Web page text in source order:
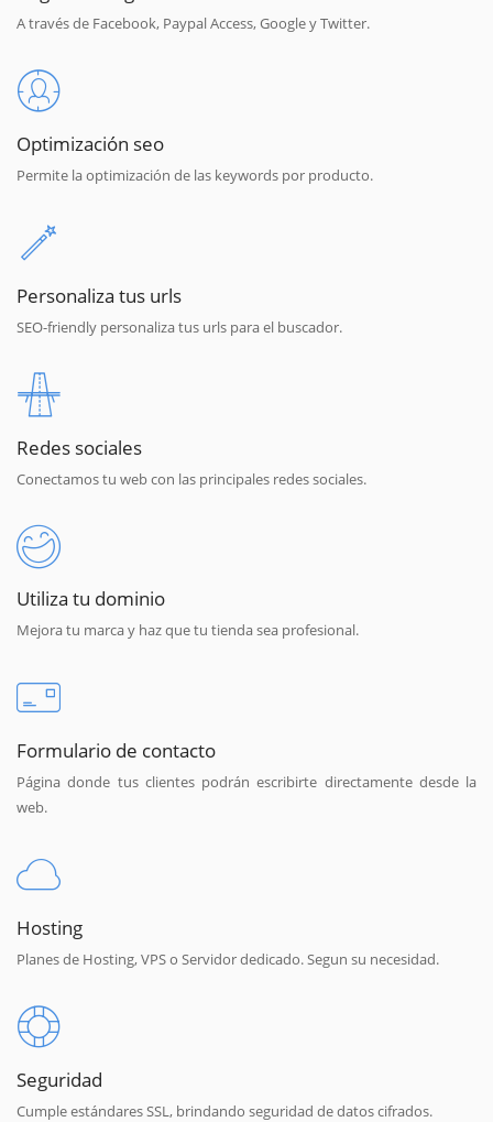
A través de Facebook, Paypal Access, Google y Twitter.
Optimización seo
Permite la optimización de las keywords por producto.
Personaliza tus urls
SEO-friendly personaliza tus urls para el buscador.
Redes sociales
Conectamos tu web con las principales redes sociales.
Utiliza tu dominio
Mejora tu marca y haz que tu tienda sea profesional.
Formulario de contacto
Página donde tus clientes podrán escribirte directamente desde la
web.
Hosting
Planes de Hosting, VPS o Servidor dedicado. Segun su necesidad.
Seguridad
Cumple estándares SSL, brindando seguridad de datos cifrados.